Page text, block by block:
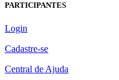
PARTICIPANTES
Login
Cadastre-se
Central de Ajuda